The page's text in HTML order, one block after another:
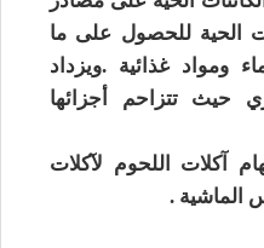
الحية للحصول على ما
ومواد غذائية .ويزداد
حيث تتزاحم أجزائها
آكلات اللحوم لآكلات
الماشية .